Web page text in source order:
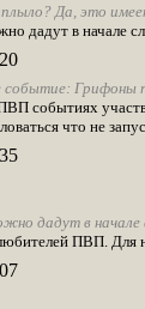
Да, это
дадут в начале
Грифоны
событиях
что не
дадут в начале
ПВП. Для